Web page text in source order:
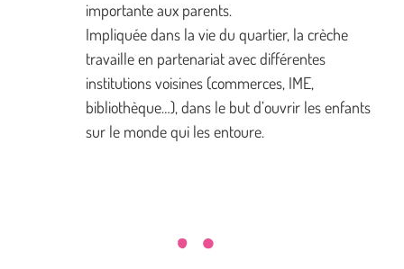
importante aux parents.
Impliquée dans la vie du quartier, la crèche
travaille en partenariat avec différentes
institutions voisines (commerces, IME,
bibliothèque…), dans le but d’ouvrir les enfants
sur le monde qui les entoure.